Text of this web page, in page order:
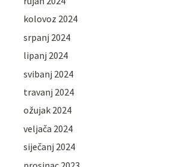
kolovoz 2024
srpanj 2024
lipanj 2024
svibanj 2024
travanj 2024
ožujak 2024
veljača 2024
siječanj 2024